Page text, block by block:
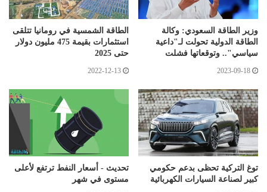
وزير الطاقة السعودي: وكالة
الطاقة الدولية تحولت لـ"داعية
سياسي".. وتوقعاتها فشلت
2023-09-18
الطاقة الشمسية في رومانيا تتلقى
استثمارات بقيمة 475 مليون دولار
حتى 2025
2022-12-13
توغ التركية تحظى بدعم حكومي
كبير لصناعة السيارات الكهربائية
تحديث - أسعار النفط ترتفع لأعلى
مستوى في شهر